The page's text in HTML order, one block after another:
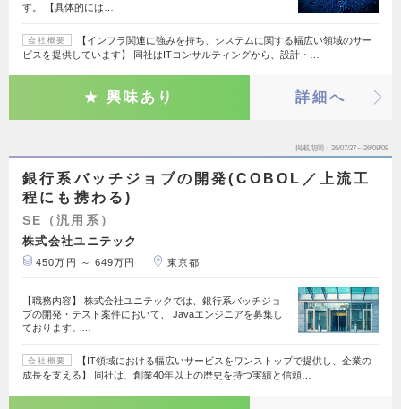
す。 【具体的には…
会社概要
【インフラ関連に強みを持ち、システムに関する幅広い領域のサー
ビスを提供しています】 同社はITコンサルティングから、設計・…
興味あり 詳細へ
掲載期間 26/07/27～26/08/09
銀行系バッチジョブの開発(COBOL／上流工
程にも携わる)
SE（汎用系）
株式会社ユニテック
450万円 ～ 649万円 東京都
【職務内容】 株式会社ユニテックでは、銀行系バッチジョ
ブの開発・テスト案件において、 Javaエンジニアを募集し
ております。…
会社概要
【IT領域における幅広いサービスをワンストップで提供し、企業の
成長を支える】 同社は、創業40年以上の歴史を持つ実績と信頼…